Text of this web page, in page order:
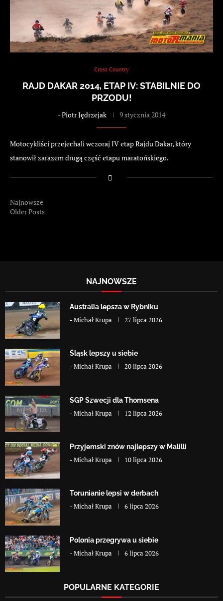
Cross Country
RAJD DAKAR 2014, ETAP IV: STABILNIE DO
PRZODU!
-Piotr Jędrzejak 9 stycznia 2014
Motocykliści przejechali wczoraj IV etap Rajdu Dakar, który
stanowił zarazem drugą część etapu maratońskiego.
Najnowsze
Older Posts
NAJNOWSZE
Australia lepsza w Rybniku
-Michał Krupa 27 lipca 2026
Śląsk lepszy u siebie
-Michał Krupa 20 lipca 2026
SGP Szwecji dla Thomsena
-Michał Krupa 12 lipca 2026
Przyjemski znów najlepszy w Malilli
-Michał Krupa 10 lipca 2026
Torunianie lepsi w derbach
-Michał Krupa 6 lipca 2026
Polonia przegrywa u siebie
-Michał Krupa 6 lipca 2026
POPULARNE KATEGORIE